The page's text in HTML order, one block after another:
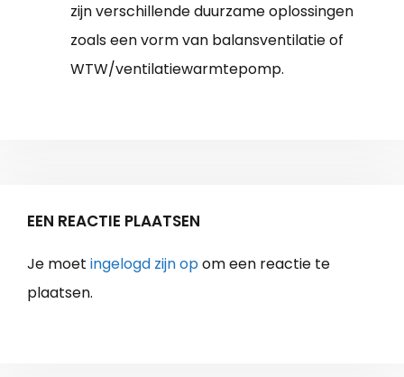
zijn verschillende duurzame oplossingen
zoals een vorm van balansventilatie of
WTW/ventilatiewarmtepomp.
EEN REACTIE PLAATSEN
Je moet ingelogd zijn opom een reactie te
plaatsen.